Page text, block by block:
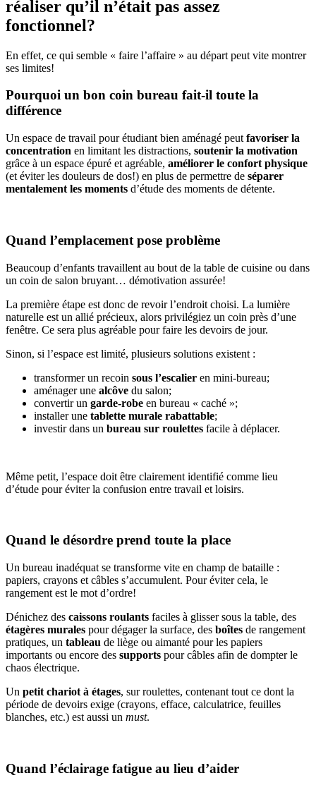
réaliser qu’il n’était pas assez
fonctionnel?
En effet, ce qui semble « faire l’affaire » au départ peut vite montrer
ses limites!
Pourquoi un bon coin bureau fait-il toute la
différence
Un espace de travail pour étudiant bien aménagé peut favoriser la
concentration en limitant les distractions, soutenir la motivation
grâce à un espace épuré et agréable, améliorer le confort physique
(et éviter les douleurs de dos!) en plus de permettre de séparer
mentalement les moments d’étude des moments de détente.
Quand l’emplacement pose problème
Beaucoup d’enfants travaillent au bout de la table de cuisine ou dans
un coin de salon bruyant… démotivation assurée!
La première étape est donc de revoir l’endroit choisi. La lumière
naturelle est un allié précieux, alors privilégiez un coin près d’une
fenêtre. Ce sera plus agréable pour faire les devoirs de jour.
Sinon, si l’espace est limité, plusieurs solutions existent :
transformer un recoin sous l’escalier en mini-bureau;
aménager une alcôve du salon;
convertir un garde-robe en bureau « caché »;
installer une tablette murale rabattable;
investir dans un bureau sur roulettes facile à déplacer.
Même petit, l’espace doit être clairement identifié comme lieu
d’étude pour éviter la confusion entre travail et loisirs.
Quand le désordre prend toute la place
Un bureau inadéquat se transforme vite en champ de bataille :
papiers, crayons et câbles s’accumulent. Pour éviter cela, le
rangement est le mot d’ordre!
Dénichez des caissons roulants faciles à glisser sous la table, des
étagères murales pour dégager la surface, des boîtes de rangement
pratiques, un tableau de liège ou aimanté pour les papiers
importants ou encore des supports pour câbles afin de dompter le
chaos électrique.
Un petit chariot à étages, sur roulettes, contenant tout ce dont la
période de devoirs exige (crayons, efface, calculatrice, feuilles
blanches, etc.) est aussi un must.
Quand l’éclairage fatigue au lieu d’aider